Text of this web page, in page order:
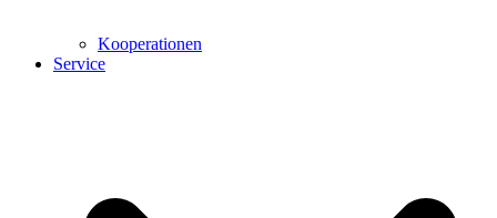
Kooperationen
Service